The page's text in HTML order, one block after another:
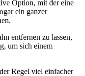
Option, mit der eine
ein ganzer
entfernen zu lassen,
um sich einem
Regel viel einfacher